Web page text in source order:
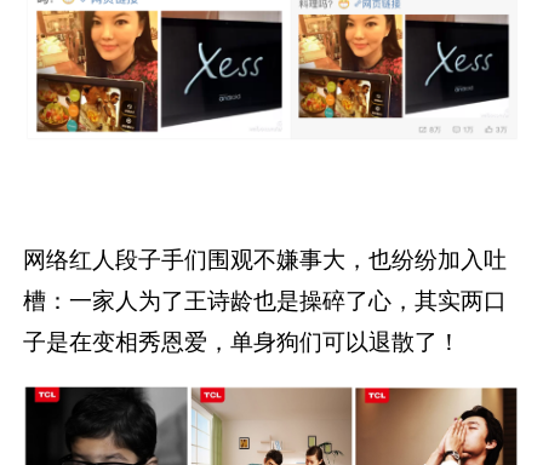
网络红人段子手们围观不嫌事大，也纷纷加入吐
槽：一家人为了王诗龄也是操碎了心，其实两口
子是在变相秀恩爱，单身狗们可以退散了！